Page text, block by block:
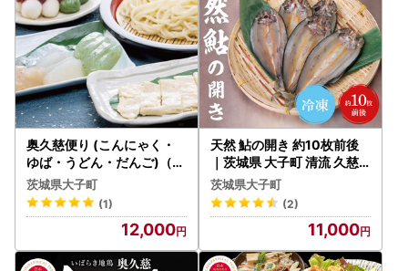
奥久慈便り (こんにゃく・
ゆば・うどん・だんご)（A
K001）
茨城県大子町
(1)
12,000
天然 鮎の開き 約10枚前後
｜茨城県 大子町 清流 久慈
川 川魚 魚 天然鮎 あゆ アユ
一夜干し 冷凍（AJ004）
茨城県大子町
(2)
11,000